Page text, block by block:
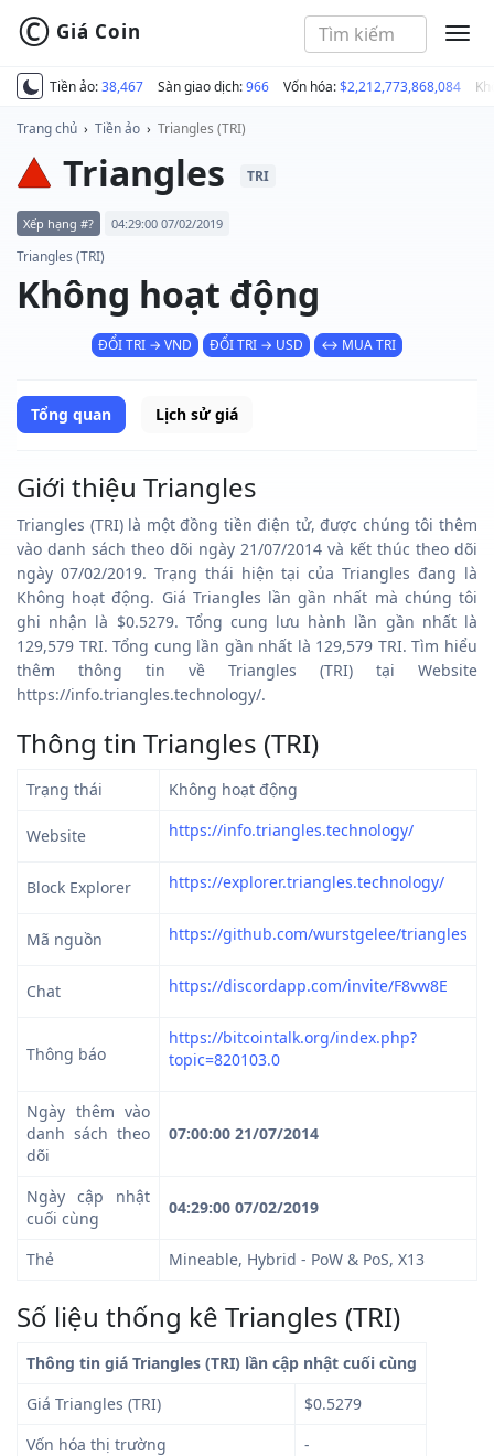
Tiền ảo:38,467 Sàn giao dịch:966 Vốn hóa:$2,212,773,868,084
© Giá Coin
Trang chủ › Tiền ảo › Triangles (TRI)
Triangles TRI
Xếp hạng #? 04:29:00 07/02/2019
Triangles (TRI)
Không hoạt động
ĐỔI TRI → VND ĐỔI TRI → USD ↔ MUA TRI
Tổng quan Lịch sử giá
Giới thiệu Triangles
Triangles (TRI) là một đồng tiền điện tử, được chúng tôi thêm
vào danh sách theo dõi ngày 21/07/2014 và kết thúc theo dõi
ngày 07/02/2019. Trạng thái hiện tại của Triangles đang là
Không hoạt động. Giá Triangles lần gần nhất mà chúng tôi
ghi nhận là $0.5279. Tổng cung lưu hành lần gần nhất là
129,579 TRI. Tổng cung lần gần nhất là 129,579 TRI. Tìm hiểu
thêm thông tin về Triangles (TRI) tại Website
https://info.triangles.technology/.
Thông tin Triangles (TRI)
Trạng thái Không hoạt động
Website https://info.triangles.technology/
Block Explorer https://explorer.triangles.technology/
Mã nguồn https://github.com/wurstgelee/triangles
Chat https://discordapp.com/invite/F8vw8E
Thông báo
https://bitcointalk.org/index.php?
topic=820103.0
Ngày thêm vào
danh sách theo
dõi
07:00:00 21/07/2014
Ngày cập nhật
cuối cùng
04:29:00 07/02/2019
Thẻ Mineable, Hybrid - PoW & PoS, X13
Số liệu thống kê Triangles (TRI)
Thông tin giá Triangles (TRI) lần cập nhật cuối cùng
Giá Triangles (TRI)
$0.5279
Vốn hóa thị trường
-